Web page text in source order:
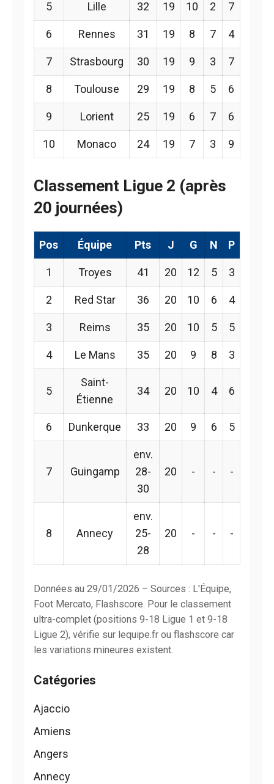
5 Lille 32 19 10 2 7
6 Rennes 31 19 8 7 4
7 Strasbourg 30 19 9 3 7
8 Toulouse 29 19 8 5 6
9 Lorient 25 19 6 7 6
10 Monaco 24 19 7 3 9
Classement Ligue 2 (après
20 journées)
Pos Équipe Pts J G N P
1 Troyes 41 20 12 5 3
2 Red Star 36 20 10 6 4
3 Reims 35 20 10 5 5
4 Le Mans 35 20 9 8 3
5
Saint-
Étienne
34 20 10 4 6
6 Dunkerque 33 20 9 6 5
7 Guingamp
env.
28-
30
20 - - -
8 Annecy
env.
25-
28
20 - - -
Données au 29/01/2026 – Sources : L'Équipe,
Foot Mercato, Flashscore. Pour le classement
ultra-complet (positions 9-18 Ligue 1 et 9-18
Ligue 2), vérifie sur lequipe.fr ou flashscore car
les variations mineures existent.
Catégories
Ajaccio
Amiens
Angers
Annecy